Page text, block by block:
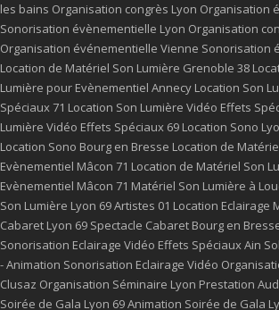
les bains Organisation congrès Lyon Organisation
Sonorisation évènementielle Lyon Organisation
Organisation événementielle Vienne Sonorisation
Location de Matériel Son Lumière Grenoble 38
Lumière pour Evènementiel Annecy Location Son
Spéciaux 71 Location Son Lumière Vidéo Effets
Lumière Vidéo Effets Spéciaux 69 Location Sono
Location Sono Bourg en Bresse Location de
Evènementiel Mâcon 71 Location de Matériel Son
Evènementiel Mâcon 71 Matériel Son Lumière à
Son Lumière Lyon 69Artistes 01 Location Eclairage
Cabaret Lyon 69 Spectacle Cabaret Bourg en
Sonorisation Eclairage Vidéo Effets Spéciaux Ain
- Animation Sonorisation Eclairage Vidéo
Clusaz Organisation Séminaire Lyon Prestation
Soirée de Gala Lyon 69Animation Soirée de Gala